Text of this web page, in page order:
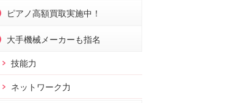
ピアノ高額買取実施中！
大手機械メーカーも指名
技能力
ネットワーク力